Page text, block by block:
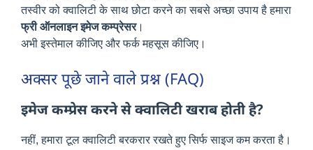
तस्वीर को क्वालिटी के साथ छोटा करने का सबसे अच्छा उपाय है हमारा
फ्री ऑनलाइन इमेज कम्प्रेसर।
अभी इस्तेमाल कीजिए और फर्क महसूस कीजिए।
अक्सर पूछे जाने वाले प्रश्न (FAQ)
इमेज कम्प्रेस करने से क्वालिटी खराब होती है?
नहीं, हमारा टूल क्वालिटी बरकरार रखते हुए सिर्फ साइज कम करता है।